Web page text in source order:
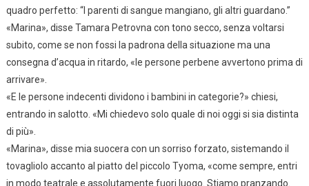
quadro perfetto: “I parenti di sangue mangiano, gli altri guardano.”
«Marina», disse Tamara Petrovna con tono secco, senza voltarsi
subito, come se non fossi la padrona della situazione ma una
consegna d’acqua in ritardo, «le persone perbene avvertono prima di
arrivare».
«E le persone indecenti dividono i bambini in categorie?» chiesi,
entrando in salotto. «Mi chiedevo solo quale di noi oggi si sia distinta
di più».
«Marina», disse mia suocera con un sorriso forzato, sistemando il
tovagliolo accanto al piatto del piccolo Tyoma, «come sempre, entri
in modo teatrale e assolutamente fuori luogo. Stiamo pranzando.